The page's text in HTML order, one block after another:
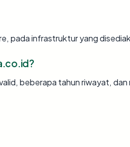
pada infrastruktur yang
beberapa tahun riwayat,